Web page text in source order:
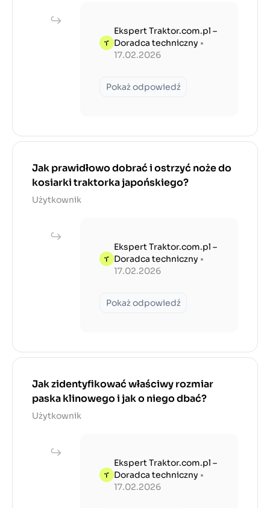
Ekspert Traktor.com.pl –
Doradca techniczny •
17.02.2026
Pokaż odpowiedź
Jak prawidłowo dobrać i ostrzyć noże do
kosiarki traktorka japońskiego?
Użytkownik
Ekspert Traktor.com.pl –
Doradca techniczny •
17.02.2026
Pokaż odpowiedź
Jak zidentyfikować właściwy rozmiar
paska klinowego i jak o niego dbać?
Użytkownik
Ekspert Traktor.com.pl –
Doradca techniczny •
17.02.2026